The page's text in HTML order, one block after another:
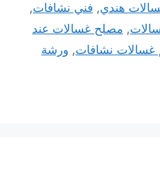
هندي, فني نشافات,
, مصلح غسالات عند
غسالات نشافات, ورشة